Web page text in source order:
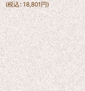
(税込: 18,801円)